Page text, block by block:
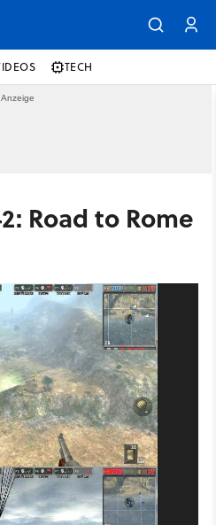
TECH
Road to Rome